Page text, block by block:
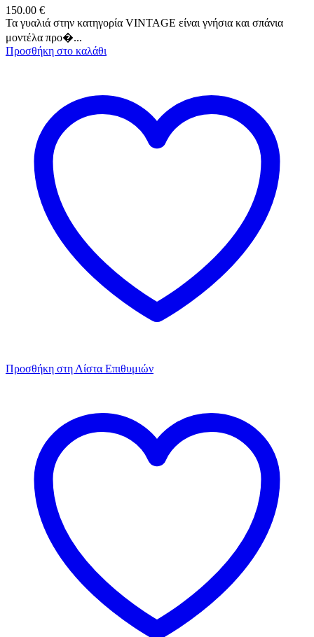
150.00 €
Τα γυαλιά στην κατηγορία VINTAGE είναι γνήσια και σπάνια
μοντέλα προ�...
Προσθήκη στο καλάθι
Προσθήκη στη Λίστα Επιθυμιών